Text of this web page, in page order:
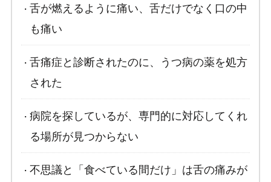
舌が燃えるように痛い、舌だけでなく口の中
も痛い
舌痛症と診断されたのに、うつ病の薬を処方
された
病院を探しているが、専門的に対応してくれ
る場所が見つからない
不思議と「食べている間だけ」は舌の痛みが